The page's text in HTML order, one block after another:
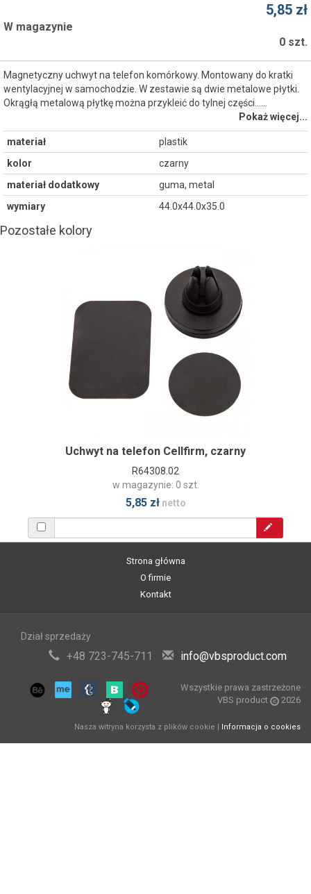
5,85 zł
W magazynie
0 szt.
Magnetyczny uchwyt na telefon komórkowy. Montowany do kratki
wentylacyjnej w samochodzie. W zestawie są dwie metalowe płytki.
Okrągłą metalową płytkę można przykleić do tylnej części...…
Pokaż więcej...
materiał
plastik
kolor
czarny
materiał dodatkowy
guma, metal
wymiary
44.0x44.0x35.0
Pozostałe kolory
Uchwyt na telefon Cellfirm, czarny
R64308.02
w magazynie: 0 szt.
5,85 złnetto
Strona główna
O firmie
Kontakt
Dział sprzedaży
+48 723-745-711 info@vbsproduct.com
Wszystkie prawa zastrzeżone
VBS product
2026
Nasza witryna korzysta z plików cookie | Informacja o cookies